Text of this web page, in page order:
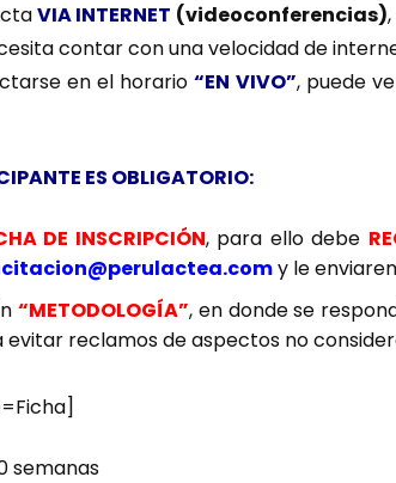
VIA INTERNET (videoconferencias)
contar con una velocidad de
en el horario“EN VIVO”, puede
ES OBLIGATORIO:
DE INSCRIPCIÓN, para ello debe
y le
“METODOLOGÍA”, en donde se
evitar reclamos de aspectos no
semanas